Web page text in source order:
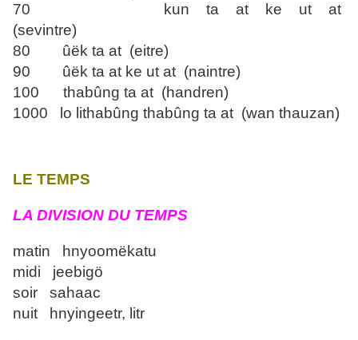
70 kun ta at ke ut at
(sevintre)
80 ûëk ta at (eitre)
90 ûëk ta at ke ut at (naintre)
100 thabûng ta at (handren)
1000 lo lithabûng thabûng ta at (wan thauzan)
LE TEMPS
LA DIVISION DU TEMPS
matin hnyoomëkatu
midi jeebigö
soir sahaac
nuit hnyingeetr, litr